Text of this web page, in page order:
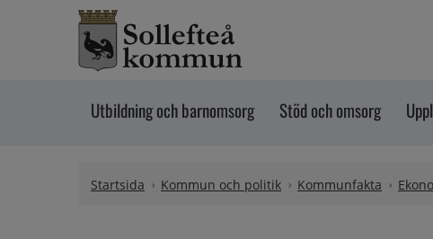
Hoppa till innehåll
Utbildning och barnomsorg Stöd och omsorg
Startsida Kommun och politik Kommunfakta